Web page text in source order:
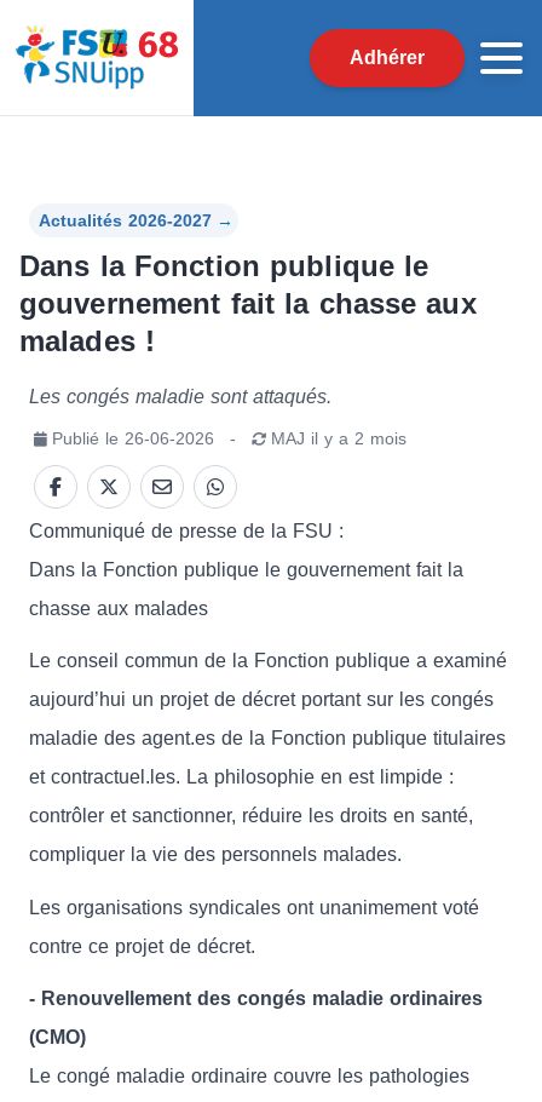
Adhérer
Actualités 2026-2027 →
Dans la Fonction publique le
gouvernement fait la chasse aux
malades !
Les congés maladie sont attaqués.
Publié le 26-06-2026 - MAJ il y a 2 mois
Communiqué de presse de la FSU :
Dans la Fonction publique le gouvernement fait la
chasse aux malades
Le conseil commun de la Fonction publique a examiné
aujourd’hui un projet de décret portant sur les congés
maladie des agent.es de la Fonction publique titulaires
et contractuel.les. La philosophie en est limpide :
contrôler et sanctionner, réduire les droits en santé,
compliquer la vie des personnels malades.
Les organisations syndicales ont unanimement voté
contre ce projet de décret.
- Renouvellement des congés maladie ordinaires
(CMO)
Le congé maladie ordinaire couvre les pathologies